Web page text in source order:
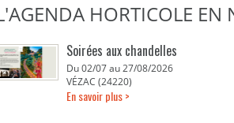
HORTICOLE EN
Soirées aux chandelles
Du 02/07 au 27/08/2026
VÉZAC (24220)
En savoir plus >